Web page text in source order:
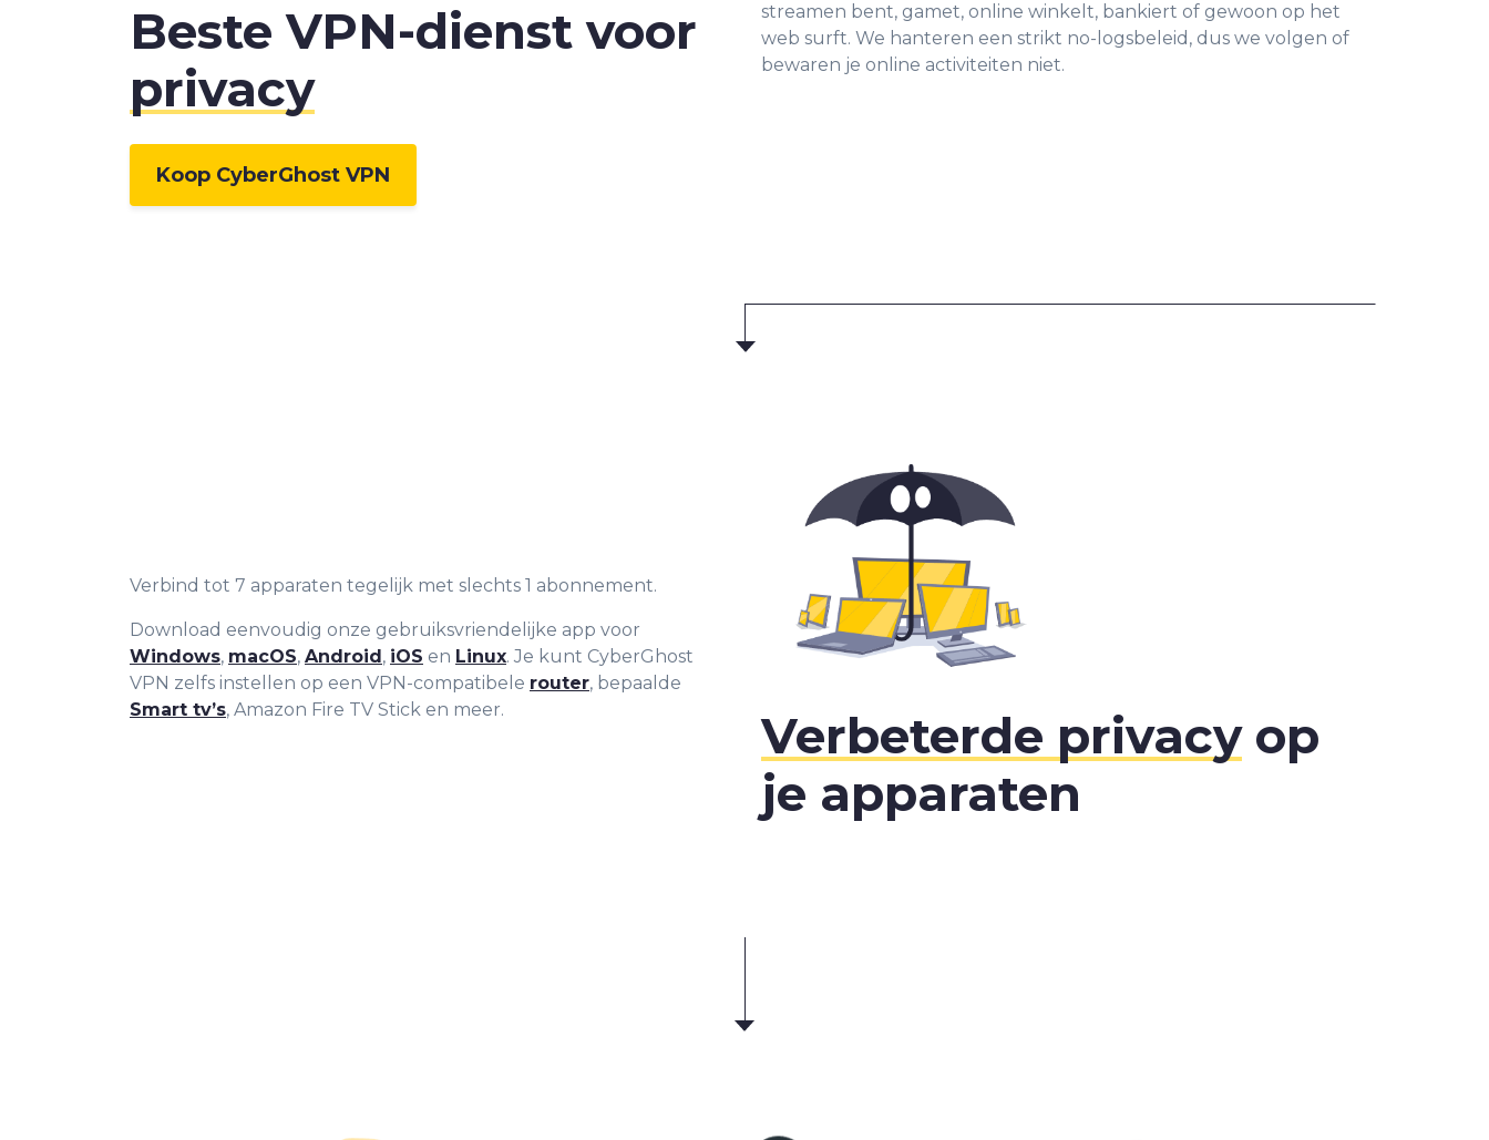
Beste VPN-dienst voor
privacy
Koop CyberGhost VPN
streamen bent, gamet, online winkelt, bankiert of gewoon op het
web surft. We hanteren een strikt no-logsbeleid, dus we volgen of
bewaren je online activiteiten niet.
Verbind tot 7 apparaten tegelijk met slechts 1 abonnement.
Download eenvoudig onze gebruiksvriendelijke app voor
Windows, macOS, Android, iOS en Linux. Je kunt CyberGhost
VPN zelfs instellen op een VPN-compatibele router, bepaalde
Smart tv’s, Amazon Fire TV Stick en meer. Verbeterde privacyop
je apparaten